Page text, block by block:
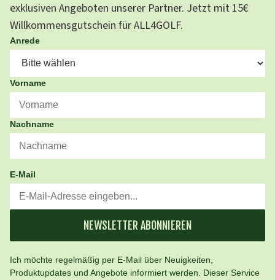
exklusiven Angeboten unserer Partner. Jetzt mit 15€
Willkommensgutschein für ALL4GOLF.
Anrede
Vorname
Nachname
E-Mail
NEWSLETTER ABONNIEREN
Ich möchte regelmäßig per E-Mail über Neuigkeiten,
Produktupdates und Angebote informiert werden. Dieser Service